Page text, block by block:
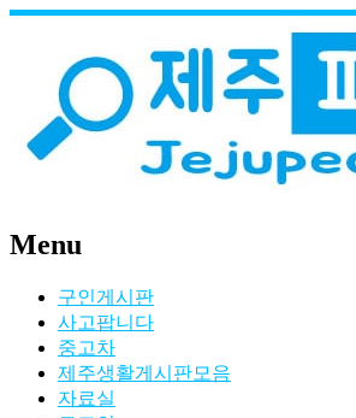
Menu
구인게시판
사고팝니다
중고차
제주생활게시판모음
자료실